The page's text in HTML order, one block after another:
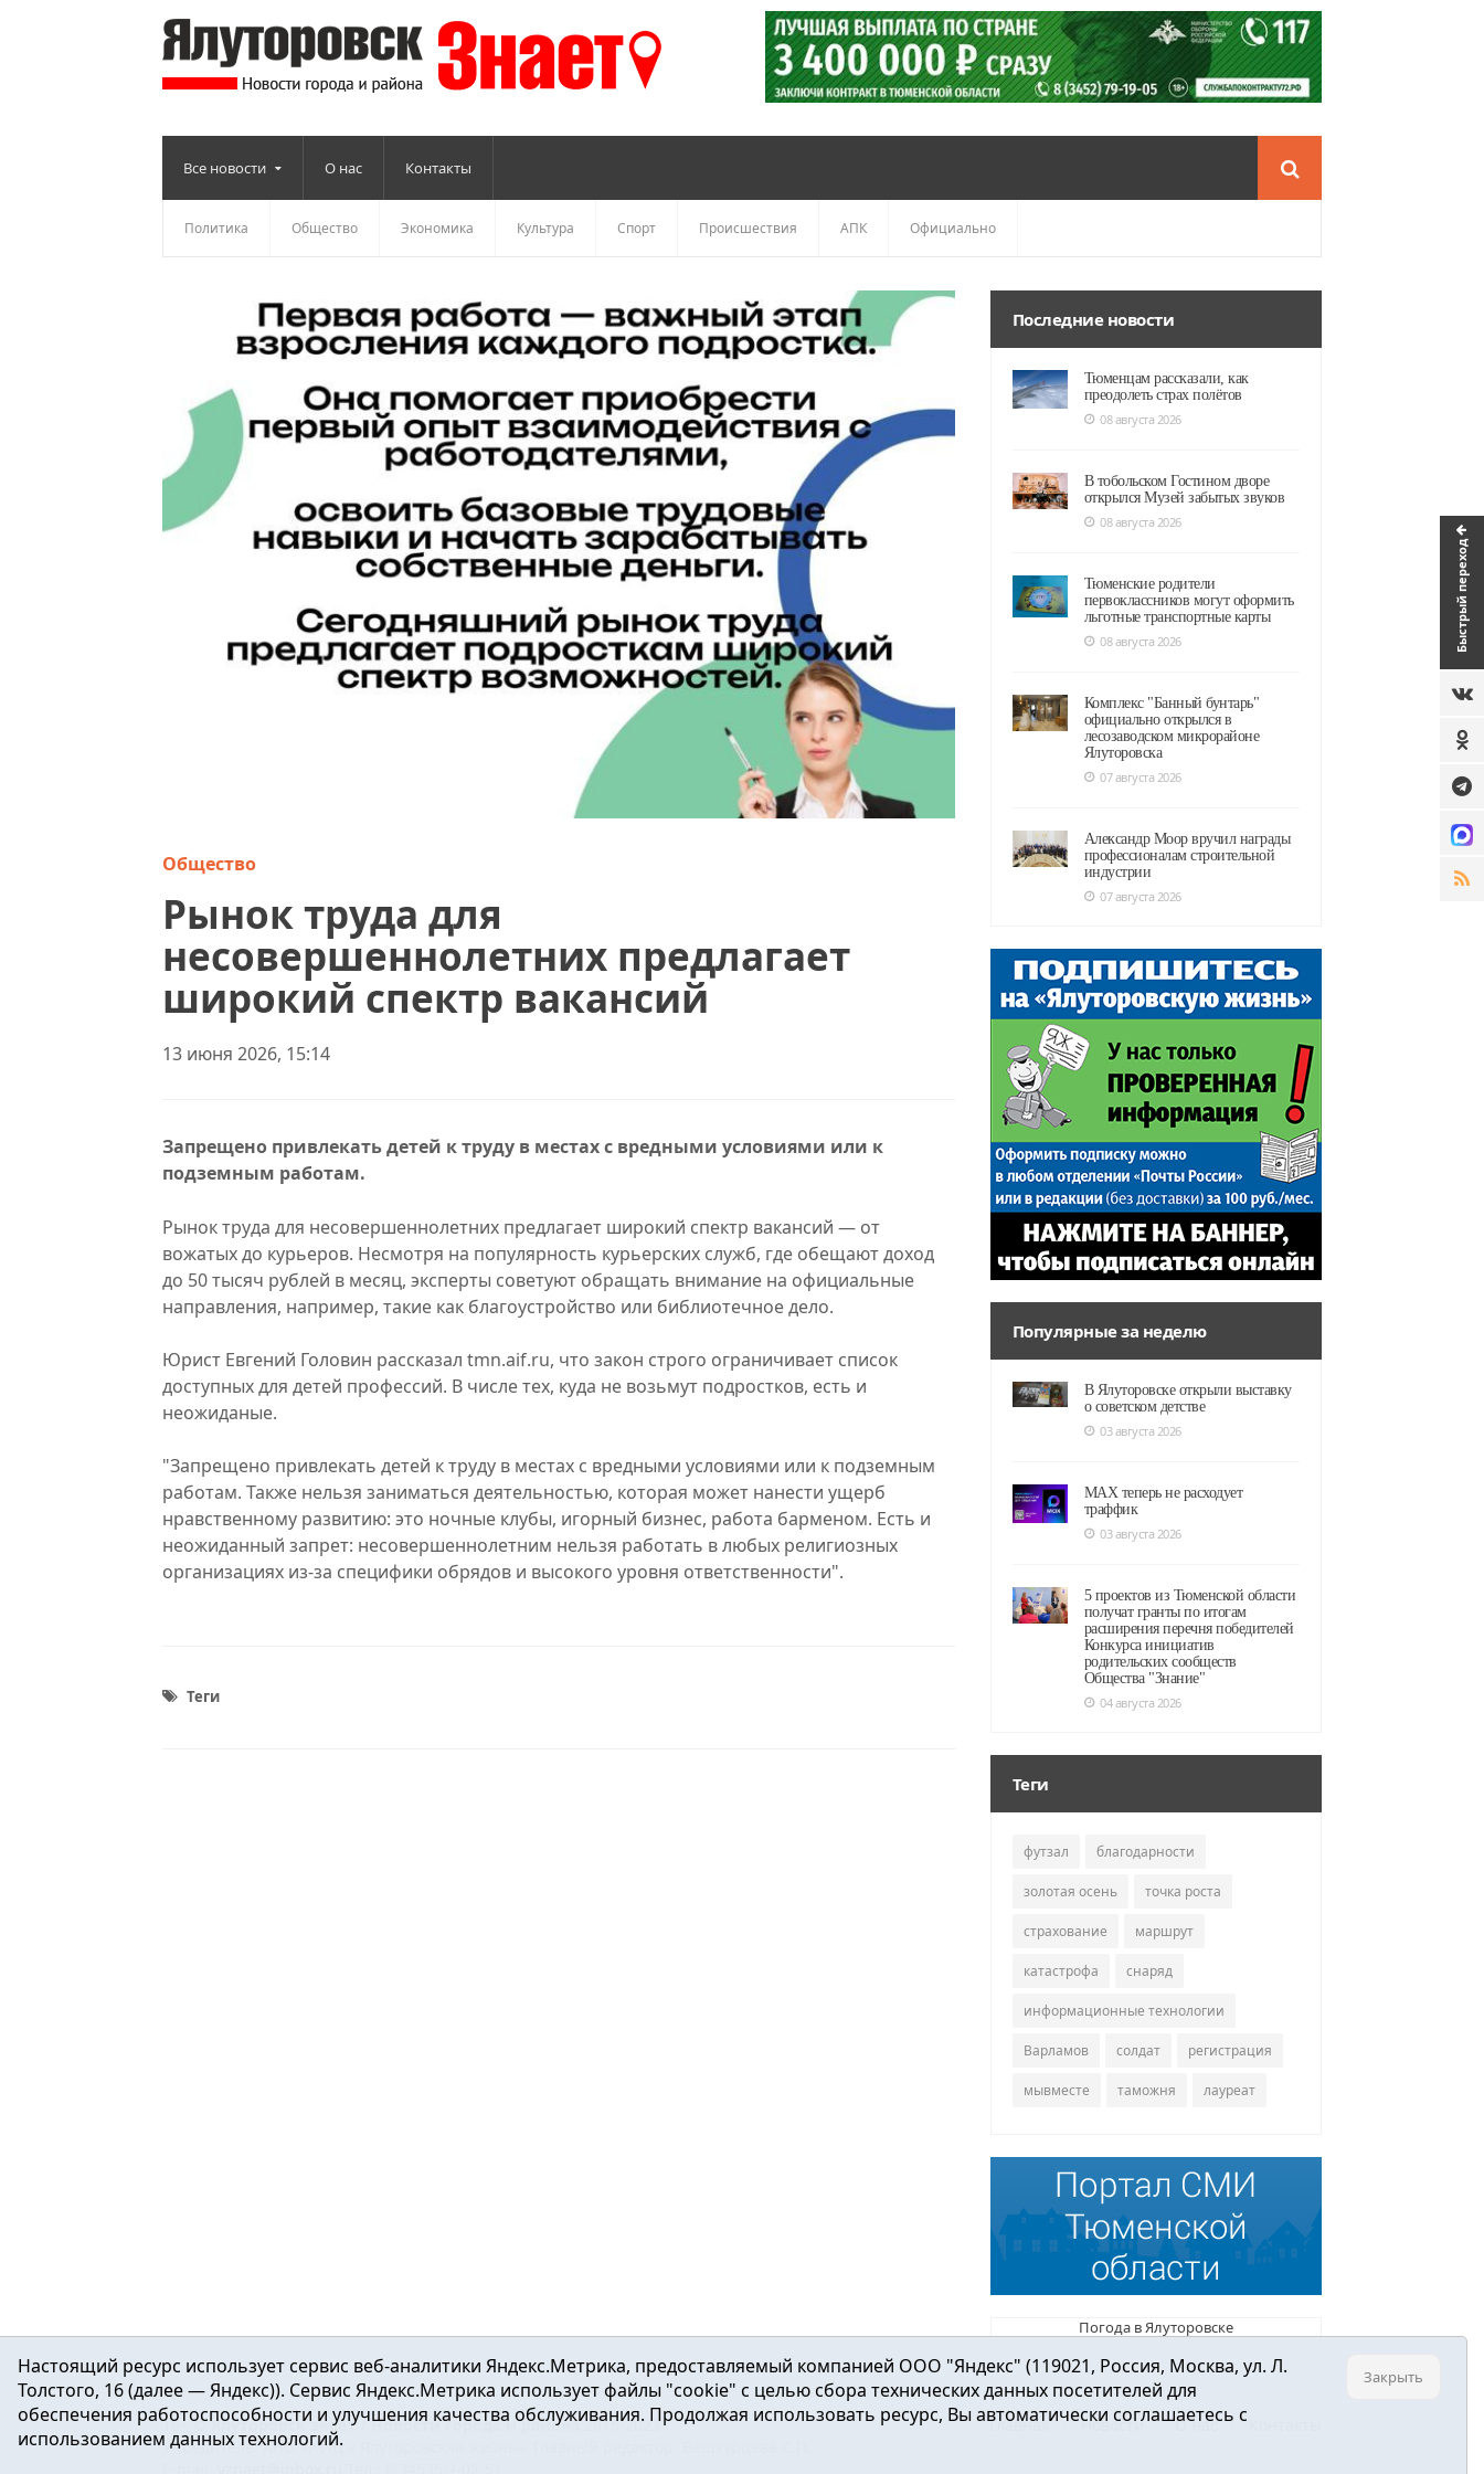
Быстрый переход
Все новости О нас Контакты
Политика Общество Экономика Культура Спорт Происшествия АПК Официально
Общество
Рынок труда для
несовершеннолетних предлагает
широкий спектр вакансий
13 июня 2026, 15:14
Запрещено привлекать детей к труду в местах с вредными условиями или к
подземным работам.
Рынок труда для несовершеннолетних предлагает широкий спектр вакансий — от
вожатых до курьеров. Несмотря на популярность курьерских служб, где обещают доход
до 50 тысяч рублей в месяц, эксперты советуют обращать внимание на официальные
направления, например, такие как благоустройство или библиотечное дело.
Юрист Евгений Головин рассказал tmn.aif.ru, что закон строго ограничивает список
доступных для детей профессий. В числе тех, куда не возьмут подростков, есть и
неожиданые.
"Запрещено привлекать детей к труду в местах с вредными условиями или к подземным
работам. Также нельзя заниматься деятельностью, которая может нанести ущерб
нравственному развитию: это ночные клубы, игорный бизнес, работа барменом. Есть и
неожиданный запрет: несовершеннолетним нельзя работать в любых религиозных
организациях из-за специфики обрядов и высокого уровня ответственности".
Теги
Последние новости
Тюменцам рассказали, как
преодолеть страх полётов
08 августа 2026
В тобольском Гостином дворе
открылся Музей забытых звуков
08 августа 2026
Тюменские родители
первоклассников могут оформить
льготные транспортные карты
08 августа 2026
Комплекс "Банный бунтарь"
официально открылся в
лесозаводском микрорайоне
Ялуторовска
07 августа 2026
Александр Моор вручил награды
профессионалам строительной
индустрии
07 августа 2026
Популярные за неделю
В Ялуторовске открыли выставку
о советском детстве
03 августа 2026
MAX теперь не расходует
траффик
03 августа 2026
5 проектов из Тюменской области
получат гранты по итогам
расширения перечня победителей
Конкурса инициатив
родительских сообществ
Общества "Знание"
04 августа 2026
Теги
футзал благодарности
золотая осень точка роста
страхование маршрут
катастрофа снаряд
информационные технологии
Варламов солдат регистрация
мывместе таможня лауреат
Погода в Ялуторовске
Главная Новости О нас
16+ ©Ялуторовск знает / Новости города и района2016-2023
Учредитель: АНО «ИИЦ « Ялуторовская жизнь». Главный редактор: Вешкурцева С.П.
Настоящий ресурс использует сервис веб-аналитики Яндекс.Метрика, предоставляемый компанией ООО "Яндекс" (119021, Россия, Москва, ул. Л.
Толстого, 16 (далее — Яндекс)). Сервис Яндекс.Метрика использует файлы "cookie" с целью сбора технических данных посетителей для
обеспечения работоспособности и улучшения качества обслуживания. Продолжая использовать ресурс, Вы автоматически соглашаетесь с
использованием данных технологий.
Закрыть